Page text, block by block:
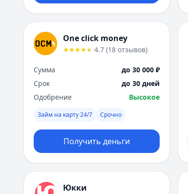
One click money
4.7 (18 отзывов)
Сумма
до 30 000 ₽
Срок
до 30 дней
Одобрение
Высокое
Займ на карту 24/7 Срочно
Получить деньги
Юкки